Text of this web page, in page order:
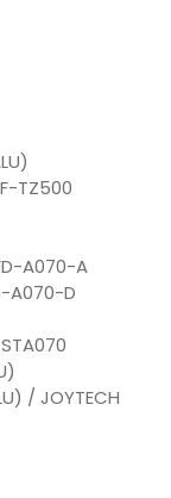
TZ500
A070-A
A070-D
/ JOYTECH